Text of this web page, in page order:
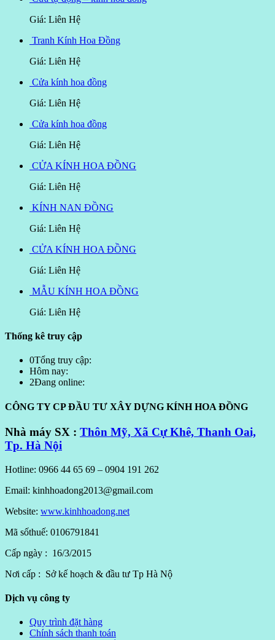
Giá: Liên Hệ
Tranh Kính Hoa Đồng
Giá: Liên Hệ
Cửa kính hoa đồng
Giá: Liên Hệ
Cửa kính hoa đồng
Giá: Liên Hệ
CỬA KÍNH HOA ĐỒNG
Giá: Liên Hệ
KÍNH NAN ĐỒNG
Giá: Liên Hệ
CỬA KÍNH HOA ĐỒNG
Giá: Liên Hệ
MẪU KÍNH HOA ĐỒNG
Giá: Liên Hệ
Thống kê truy cập
0Tổng truy cập:
Hôm nay:
2Đang online:
CÔNG TY CP ĐẦU TƯ XÂY DỰNG KÍNH HOA ĐỒNG
Nhà máy SX : Thôn Mỹ, Xã Cự Khê, Thanh Oai,
Tp. Hà Nội
Hotline: 0966 44 65 69 – 0904 191 262
Email: kinhhoadong2013@gmail.com
Website: www.kinhhoadong.net
Mã sốthuế: 0106791841
Cấp ngày : 16/3/2015
Nơi cấp : Sở kế hoạch & đầu tư Tp Hà Nộ
Dịch vụ công ty
Quy trình đặt hàng
Chính sách thanh toán